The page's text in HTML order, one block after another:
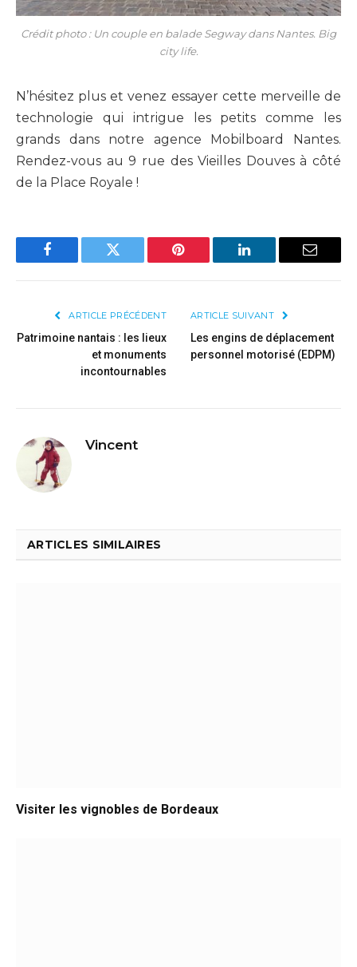
Crédit photo : Un couple en balade Segway dans Nantes. Big
city life.
N’hésitez plus et venez essayer cette merveille de
technologie qui intrigue les petits comme les
grands dans notre agence Mobilboard Nantes.
Rendez-vous au 9 rue des Vieilles Douves à côté
de la Place Royale !
Facebook Twitter Pinterest LinkedIn Email
ARTICLE PRÉCÉDENT
Patrimoine nantais : les lieux
et monuments
incontournables
ARTICLE SUIVANT
Les engins de déplacement
personnel motorisé (EDPM)
Vincent
ARTICLES SIMILAIRES
Visiter les vignobles de Bordeaux